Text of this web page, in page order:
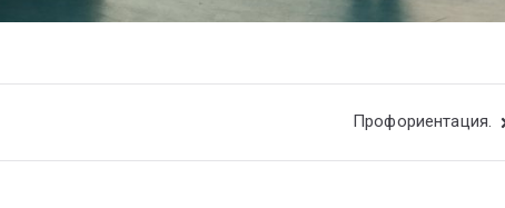
Профориентация.